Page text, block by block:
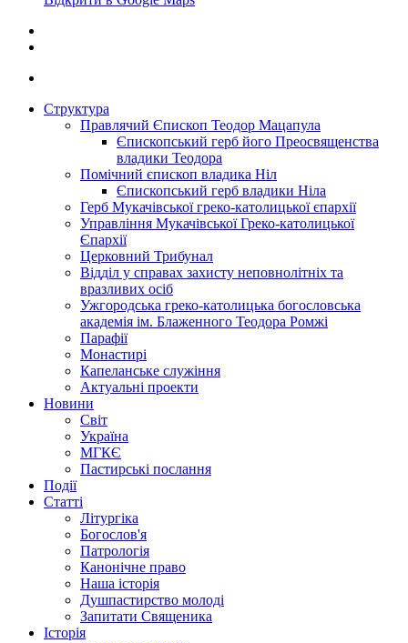
Структура
Правлячий Єпископ Теодор Мацапула
Єпископський герб його Преосвященства
владики Теодора
Помічний єпископ владика Ніл
Єпископський герб владики Ніла
Герб Мукачівської греко-католицької єпархії
Управління Мукачівської Греко-католицької
Єпархії
Церковний Трибунал
Відділ у справах захисту неповнолітніх та
вразливих осіб
Ужгородська греко-католицька богословська
академія ім. Блаженного Теодора Ромжі
Парафії
Монастирі
Капеланське служіння
Актуальні проекти
Новини
Світ
Україна
МГКЄ
Пастирські послання
Події
Статті
Літургіка
Богослов'я
Патрологія
Канонічне право
Наша історія
Душпастирство молоді
Запитати Священика
Історія